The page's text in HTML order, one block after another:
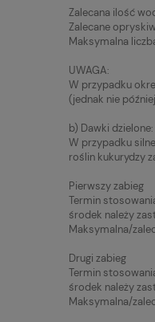
Zalecana ilość
Zalecane
Maksymalna
UWAGA:
W przypadku
(jednak nie
b) Dawki dzielone:
W przypadku
roślin kukurydzy
Pierwszy zabieg
Termin
środek należy
Maksymalna/
Drugi zabieg
Termin
środek należy
Maksymalna/